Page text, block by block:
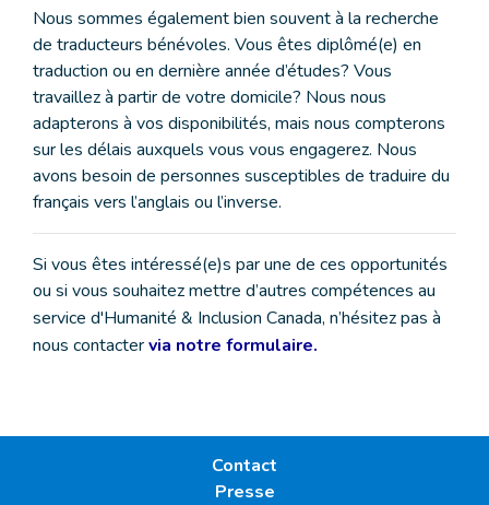
Nous sommes également bien souvent à la recherche
de traducteurs bénévoles. Vous êtes diplômé(e) en
traduction ou en dernière année d’études? Vous
travaillez à partir de votre domicile? Nous nous
adapterons à vos disponibilités, mais nous compterons
sur les délais auxquels vous vous engagerez. Nous
avons besoin de personnes susceptibles de traduire du
français vers l’anglais ou l’inverse.
Si vous êtes intéressé(e)s par une de ces opportunités
ou si vous souhaitez mettre d’autres compétences au
service d'Humanité & Inclusion Canada, n’hésitez pas à
nous contactervia notre formulaire.
Contact
Presse